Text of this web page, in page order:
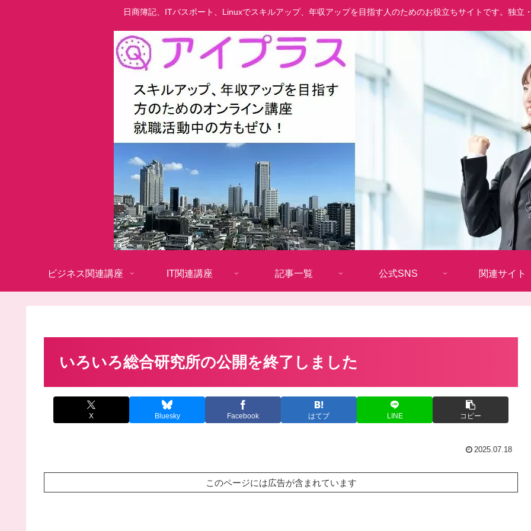
日商簿記、ITパスポート、Linuxでスキルアップ、年収アップを目指す人のためのお役立ちサイトです。独立
ビジネス関連講座 IT関連講座 記事一覧 公式SNS 関連サイト
いろいろ総合研究所の公開を終了しました
X Bluesky Facebook はてブ LINE コピー
2025.07.18
このページには広告が含まれています